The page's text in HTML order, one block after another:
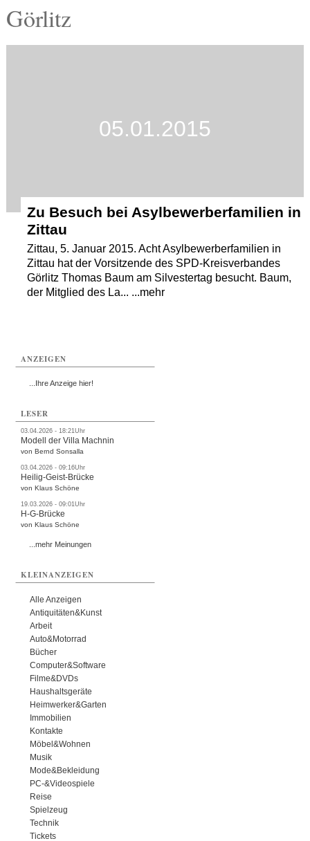
Görlitz
05.01.2015
Zu Besuch bei Asylbewerberfamilien in
Zittau
Zittau, 5. Januar 2015. Acht Asylbewerberfamilien in
Zittau hat der Vorsitzende des SPD-Kreisverbandes
Görlitz Thomas Baum am Silvestertag besucht. Baum,
der Mitglied des La... ...mehr
ANZEIGEN
...Ihre Anzeige hier!
LESER
03.04.2026 - 18:21Uhr
Modell der Villa Machnin
von Bernd Sonsalla
03.04.2026 - 09:16Uhr
Heilig-Geist-Brücke
von Klaus Schöne
19.03.2026 - 09:01Uhr
H-G-Brücke
von Klaus Schöne
...mehr Meinungen
KLEINANZEIGEN
Alle Anzeigen
Antiquitäten&Kunst
Arbeit
Auto&Motorrad
Bücher
Computer&Software
Filme&DVDs
Haushaltsgeräte
Heimwerker&Garten
Immobilien
Kontakte
Möbel&Wohnen
Musik
Mode&Bekleidung
PC-&Videospiele
Reise
Spielzeug
Technik
Tickets